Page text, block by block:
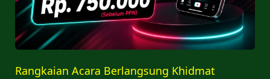
Rangkaian Acara Berlangsung Khidmat